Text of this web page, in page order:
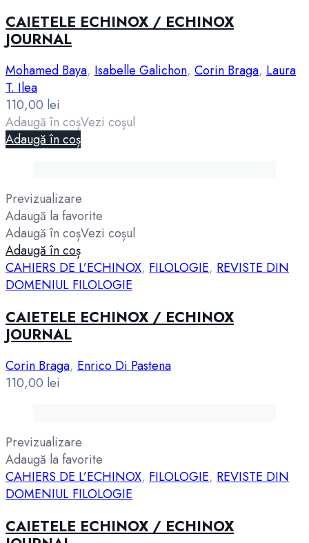
CAIETELE ECHINOX / ECHINOX
JOURNAL
Mohamed Baya, Isabelle Galichon, Corin Braga, Laura
T. Ilea
110,00 lei
Adaugă în coșVezi coșul
Adaugă în coș
Previzualizare
Adaugă la favorite
Adaugă în coșVezi coșul
Adaugă în coș
CAHIERS DE L’ECHINOX, FILOLOGIE, REVISTE DIN
DOMENIUL FILOLOGIE
CAIETELE ECHINOX / ECHINOX
JOURNAL
Corin Braga, Enrico Di Pastena
110,00 lei
Previzualizare
Adaugă la favorite
CAHIERS DE L’ECHINOX, FILOLOGIE, REVISTE DIN
DOMENIUL FILOLOGIE
CAIETELE ECHINOX / ECHINOX